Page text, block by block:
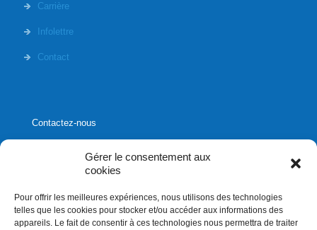
Gérer le consentement aux
cookies
Pour offrir les meilleures expériences, nous utilisons des technologies
telles que les cookies pour stocker et/ou accéder aux informations des
appareils. Le fait de consentir à ces technologies nous permettra de traiter
Carrière
Infolettre
Contact
Contactez-nous
1020, rue Bouvier, suite 400,
Québec (Québec) G2K 0K9